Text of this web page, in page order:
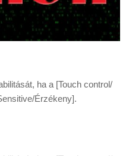
ha a [Touch control/
Érzékeny].